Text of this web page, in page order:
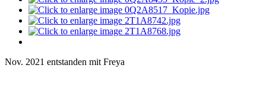
Nov. 2021 entstanden mit Freya